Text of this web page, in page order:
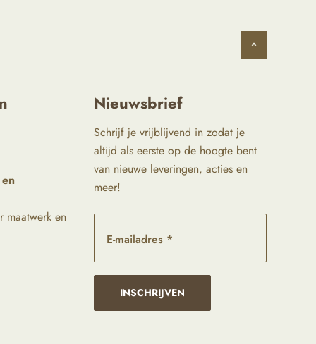
^
maatwerk en
Nieuwsbrief
Schrijf je vrijblijvend in zodat je
altijd als eerste op de hoogte bent
van nieuwe leveringen, acties en
meer!
E-mailadres *
INSCHRIJVEN